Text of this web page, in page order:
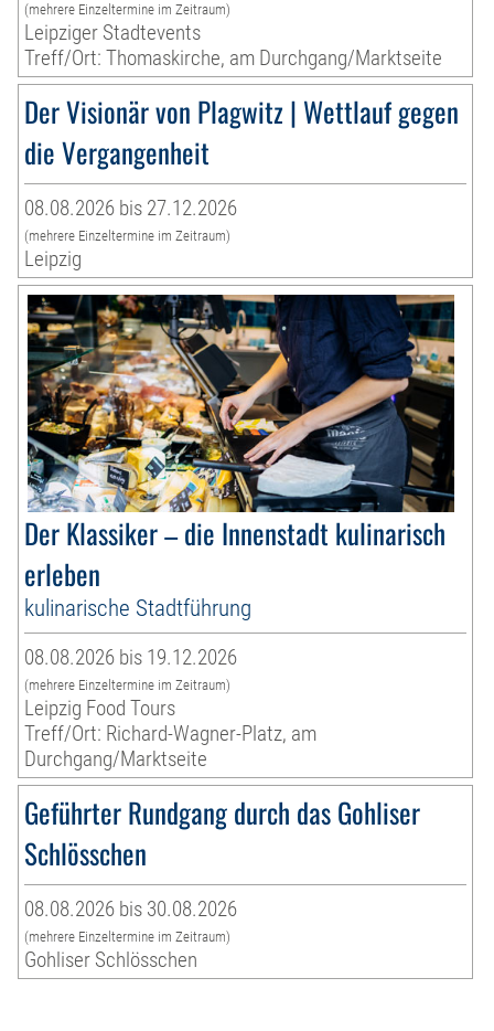
(mehrere Einzeltermine im Zeitraum)
Leipziger Stadtevents
Treff/Ort: Thomaskirche, am Durchgang/Marktseite
Der Visionär von Plagwitz | Wettlauf gegen
die Vergangenheit
08.08.2026 bis 27.12.2026
(mehrere Einzeltermine im Zeitraum)
Leipzig
Der Klassiker – die Innenstadt kulinarisch
erleben
kulinarische Stadtführung
08.08.2026 bis 19.12.2026
(mehrere Einzeltermine im Zeitraum)
Leipzig Food Tours
Treff/Ort: Richard-Wagner-Platz, am
Durchgang/Marktseite
Geführter Rundgang durch das Gohliser
Schlösschen
08.08.2026 bis 30.08.2026
(mehrere Einzeltermine im Zeitraum)
Gohliser Schlösschen